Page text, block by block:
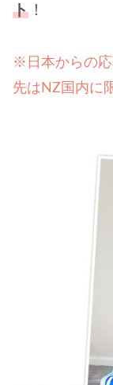
ト ！
※日本からの応
先はNZ国内に